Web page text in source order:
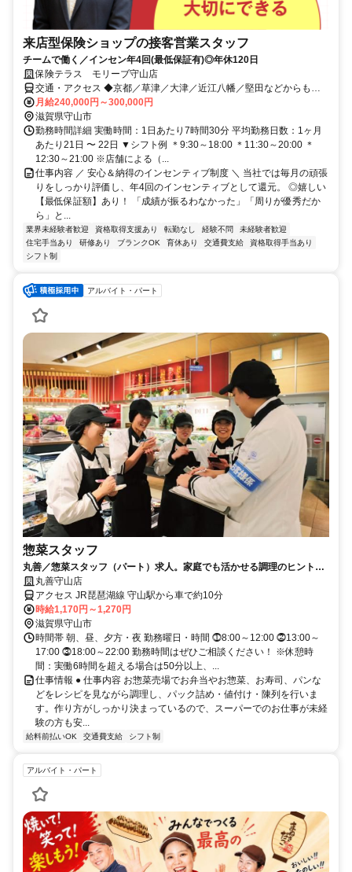
来店型保険ショップの接客営業スタッフ
チームで働く／インセン年4回(最低保証有)◎年休120日
保険テラス モリーブ守山店
交通・アクセス ◆京都／草津／大津／近江八幡／堅田などからもア
クセス便利 ◆近江鉄道バス木の浜線：新八代バス停より徒歩1分
月給240,000円～300,000円
滋賀県守山市
勤務時間詳細 実働時間：1日あたり7時間30分 平均勤務日数：1ヶ月
あたり21日 〜 22日 ▼シフト例 ＊9:30～18:00 ＊11:30～20:00 ＊
12:30～21:00 ※店舗による（...
仕事内容 ／ 安心＆納得のインセンティブ制度 ＼ 当社では毎月の頑張
りをしっかり評価し、年4回のインセンティブとして還元。 ◎嬉しい
【最低保証額】あり！ 「成績が振るわなかった」「周りが優秀だか
ら」と...
業界未経験者歓迎 資格取得支援あり 転勤なし 経験不問
未経験者歓迎
住宅手当あり
研修あり ブランクOK 育休あり 交通費支給
資格取得手当あり
シフト制
アルバイト・パート
惣菜スタッフ
丸善／惣菜スタッフ（パート）求人。家庭でも活かせる調理のヒントが
満載です
丸善守山店
アクセス JR琵琶湖線 守山駅から車で約10分
時給1,170円～1,270円
滋賀県守山市
時間帯 朝、昼、夕方・夜 勤務曜日・時間 ⓵8:00～12:00 ⓶13:00～
17:00 ⓷18:00～22:00 勤務時間はぜひご相談ください！ ※休憩時
間：実働6時間を超える場合は50分以上、...
仕事情報 ● 仕事内容 お惣菜売場でお弁当やお惣菜、お寿司、パンな
どをレシピを見ながら調理し、パック詰め・値付け・陳列を行いま
す。作り方がしっかり決まっているので、スーパーでのお仕事が未経
験の方も安...
給料前払いOK 交通費支給 シフト制
アルバイト・パート